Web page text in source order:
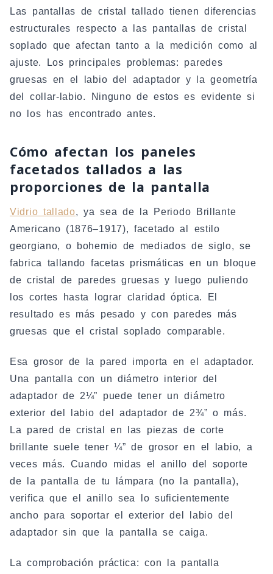
Las pantallas de cristal tallado tienen diferencias
estructurales respecto a las pantallas de cristal
soplado que afectan tanto a la medición como al
ajuste. Los principales problemas: paredes
gruesas en el labio del adaptador y la geometría
del collar-labio. Ninguno de estos es evidente si
no los has encontrado antes.
Cómo afectan los paneles
facetados tallados a las
proporciones de la pantalla
Vidrio tallado, ya sea de la Periodo Brillante
Americano (1876–1917), facetado al estilo
georgiano, o bohemio de mediados de siglo, se
fabrica tallando facetas prismáticas en un bloque
de cristal de paredes gruesas y luego puliendo
los cortes hasta lograr claridad óptica. El
resultado es más pesado y con paredes más
gruesas que el cristal soplado comparable.
Esa grosor de la pared importa en el adaptador.
Una pantalla con un diámetro interior del
adaptador de 2¼” puede tener un diámetro
exterior del labio del adaptador de 2¾” o más.
La pared de cristal en las piezas de corte
brillante suele tener ¼” de grosor en el labio, a
veces más. Cuando midas el anillo del soporte
de la pantalla de tu lámpara (no la pantalla),
verifica que el anillo sea lo suficientemente
ancho para soportar el exterior del labio del
adaptador sin que la pantalla se caiga.
La comprobación práctica: con la pantalla